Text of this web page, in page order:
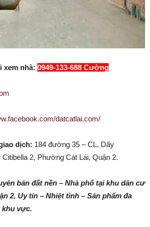
xem nhà: 0949-133-688 Cường
datcatlai.com/
dịch: 184 đường 35 – CL, Dãy
2, Phường Cát Lái, Quận 2.
bán đất nền – Nhà phố tại khu dân cư
2, Uy tín – Nhiệt tình – Sản phẩm đa
khu vực.